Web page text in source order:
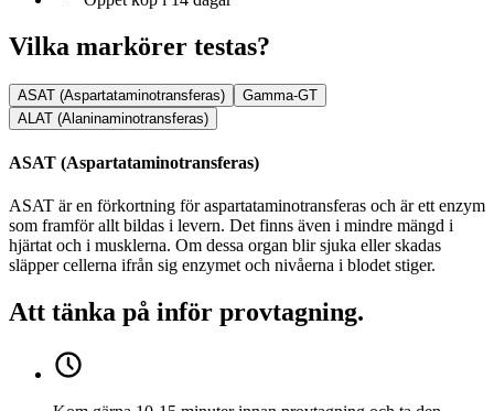
Vilka markörer testas?
ASAT (Aspartataminotransferas)
Gamma-GT
ALAT (Alaninaminotransferas)
ASAT (Aspartataminotransferas)
ASAT är en förkortning för aspartataminotransferas och är ett enzym
som framför allt bildas i levern. Det finns även i mindre mängd i
hjärtat och i musklerna. Om dessa organ blir sjuka eller skadas
släpper cellerna ifrån sig enzymet och nivåerna i blodet stiger.
Att tänka på inför provtagning.